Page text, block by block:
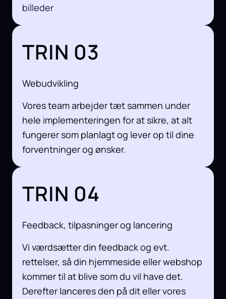
billeder
TRIN 03
Webudvikling
Vores team arbejder tæt sammen under
hele implementeringen for at sikre, at alt
fungerer som planlagt og lever op til dine
forventninger og ønsker.
TRIN 04
Feedback, tilpasninger og lancering
Vi værdsætter din feedback og evt.
rettelser, så din hjemmeside eller webshop
kommer til at blive som du vil have det.
Derefter lanceres den på dit eller vores